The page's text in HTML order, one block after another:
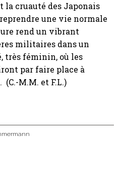
cruauté des Japonais
une vie normale
rend un vibrant
militaires dans un
très féminin, où les
par faire place à
(C.-M.M. et F.L.)